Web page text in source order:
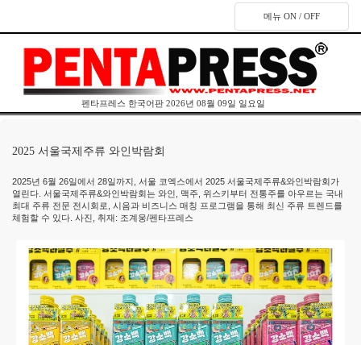
메뉴 ON / OFF
펜타프레스 한국어판 2026년 08월 09일 일요일
2025 서울국제주류 와인박람회
2025년 6월 26일에서 28일까지, 서울 코엑스에서 2025 서울국제주류&와인박람회가
열린다. 서울국제주류&와인박람회는 와인, 맥주, 위스키부터 전통주를 아우르는 국내
최대 주류 전문 전시회로, 시음과 비즈니스 매칭 프로그램을 통해 최신 주류 트렌드를
체험할 수 있다. 사진, 취재: 조계웅/펜타프레스